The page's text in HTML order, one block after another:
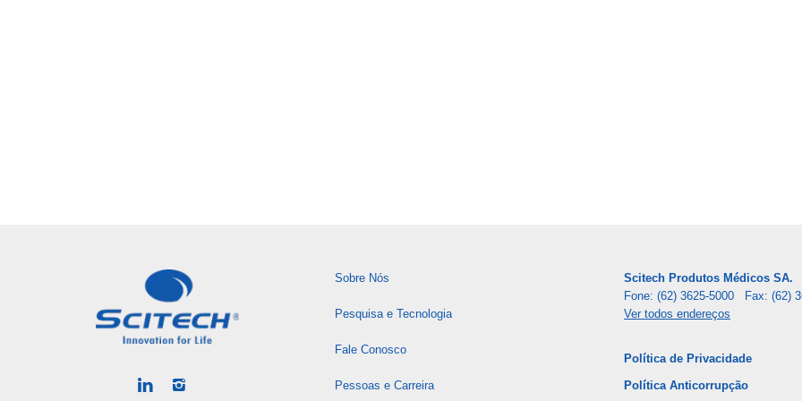
Sobre Nós
Pesquisa e Tecnologia
Fale Conosco
Pessoas e Carreira
Scitech Produtos Médicos SA.
Fone: (62) 3625-5000 Fax: (62)
Ver todos endereços
Política de Privacidade
Política Anticorrupção